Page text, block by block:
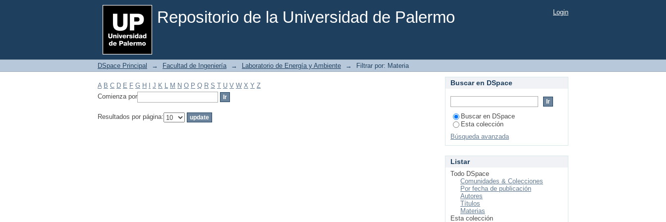
Repositorio de la Universidad de Palermo
Filtrar por: Materia Login
DSpace Principal → Facultad de Ingeniería → Laboratorio de Energía y Ambiente → Filtrar por: Materia
A B C D E F G H J K L M N O P Q R S T U V W X Y Z
Comienza por
Resultados por página:
Buscar en DSpace
Buscar en DSpace
Esta colección
Búsqueda avanzada
Listar
Todo DSpace
Comunidades & Colecciones
Por fecha de publicación
Autores
Títulos
Materias
Esta colección